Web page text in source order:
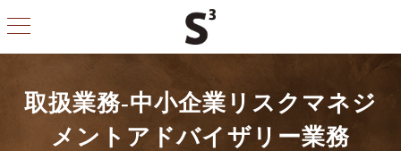
取扱業務-中小企業リスクマネジ
メントアドバイザリー業務